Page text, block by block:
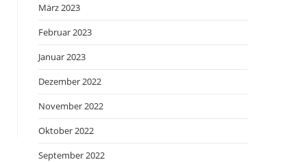
nächsten Seite
März 2023
Februar 2023
Januar 2023
Dezember 2022
November 2022
Oktober 2022
September 2022